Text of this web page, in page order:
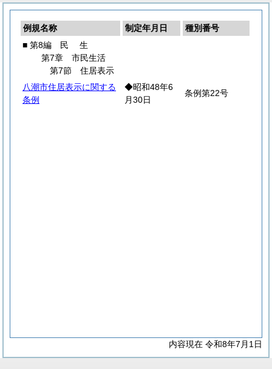
例規名称 制定年月日
種別番号
■ 第8編
民 生
第7章 市民生活
第7節 住居表示
八潮市住居表示に関する
条例
◆昭和48年6
月30日
条例第22号
内容現在 令和8年7月1日